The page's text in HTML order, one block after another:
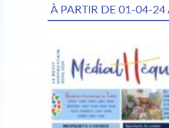
À PARTIR DE01-04-24